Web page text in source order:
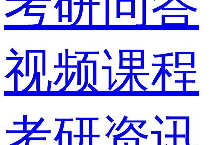
视频课程